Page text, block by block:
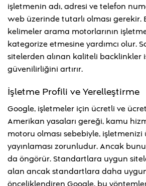
işletmenin adı, adresi ve telefon
web üzerinde tutarlı olması
kelimeler arama motorlarının
kategorize etmesine yardımcı olur.
sitelerden alınan kaliteli backlinkler
güvenilirliğini artırır.
İşletme Profili ve Yerelleştirme
Google, işletmeler için ücretli ve
Amerikan yasaları gereği, kamu
motoru olması sebebiyle, işletmenizi
yayınlaması zorunludur. Ancak
da öngörür. Standartlara uygun
alan ancak standartlara daha